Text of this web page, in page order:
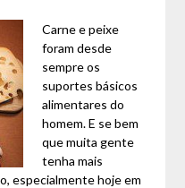
Carne e peixe
foram desde
sempre os
suportes básicos
alimentares do
homem. E se bem
que muita gente
tenha mais
especialmente hoje em